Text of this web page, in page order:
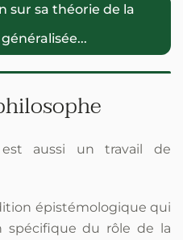
sur sa théorie de la
est aussi un travail de
épistémologique qui
spécifique du rôle de la